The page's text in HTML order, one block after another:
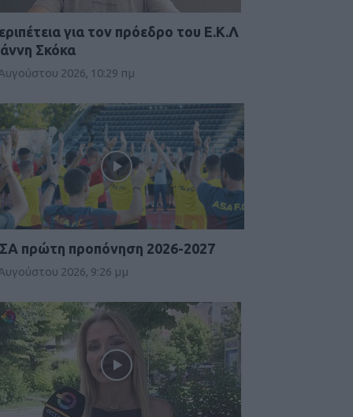
για τον πρόεδρο του Ε.Κ.Λ
Σκόκα
2026, 10:29 πμ
πρώτη προπόνηση 2026-2027
2026, 9:26 μμ